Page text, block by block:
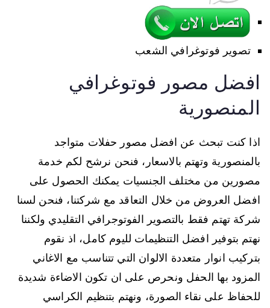
تصوير فوتوغرافي الشعب
افضل مصور فوتوغرافي
المنصورية
اذا كنت تبحث عن افضل مصور حفلات متواجد
بالمنصورية وتهتم بالاسعار، فنحن نرشح لكم خدمة
مصورين من مختلف الجنسيات يمكنك الحصول على
افضل العروض من خلال التعاقد مع شركتنا، فنحن لسنا
شركة تهتم فقط بالتصوير الفوتوجرافي التقليدي ولكننا
نهتم بتوفير افضل التنظيمات لليوم كامل، اذ نقوم
بتركيب انوار متعددة الالوان التي تتناسب مع الاغاني
المزود بها الحفل ونحرص على ان تكون الاضاءة شديدة
للحفاظ على نقاء الصورة، ونهتم بتنظيم الكراسي